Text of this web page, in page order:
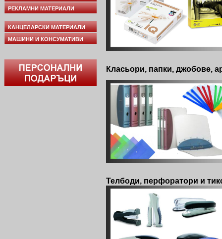
РЕКЛАМНИ МАТЕРИАЛИ
КАНЦЕЛАРСКИ МАТЕРИАЛИ
МАШИНИ И КОНСУМАТИВИ
Класьори, папки,
Телбоди, перфоратори и